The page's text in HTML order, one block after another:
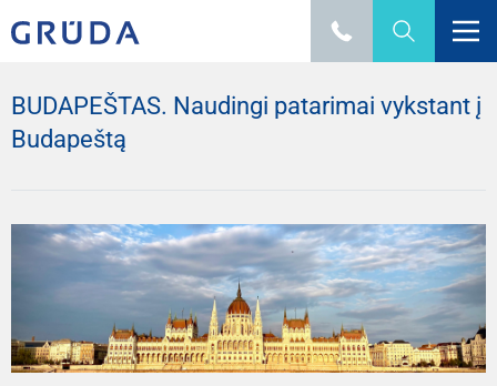
BUDAPEŠTAS. Naudingi patarimai vykstant į
Budapeštą